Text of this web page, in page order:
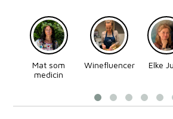
Mat som
medicin
Winefluencer Elke